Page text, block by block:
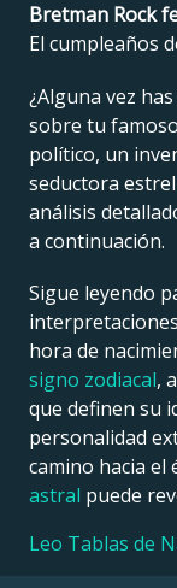
Bretman Rock
El cumpleaños
¿Alguna vez
sobre tu
político, un
seductora
análisis
a continuación.
Sigue leyendo
hora de
signo zodiacal,
que definen su
personalidad
camino hacia el
astral puede
Leo Tablas de